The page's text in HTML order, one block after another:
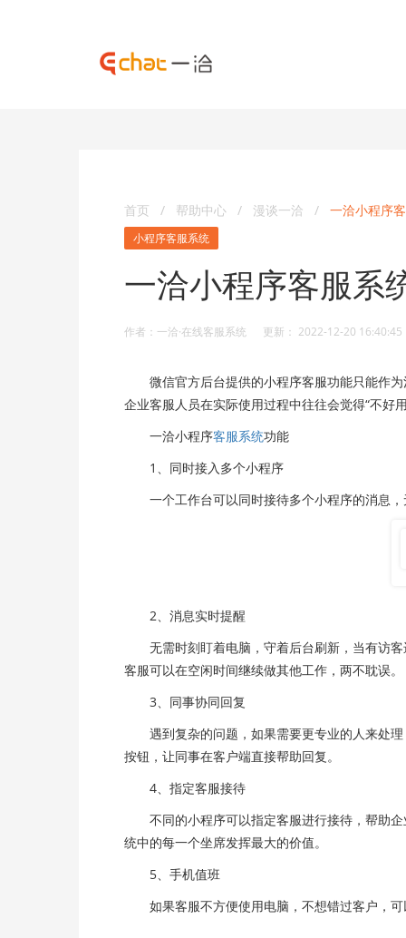
首页 / 帮助中心 / 漫谈一洽 / 一洽小程序
小程序客服系统
一洽小程序客服系
作者：一洽·在线客服系统 更新： 2022-12-20 16:40:45
微信官方后台提供的小程序客服功能只能作为
企业客服人员在实际使用过程中往往会觉得“不好
一洽小程序客服系统功能
1、同时接入多个小程序
一个工作台可以同时接待多个小程序的消息，
2、消息实时提醒
无需时刻盯着电脑，守着后台刷新，当有访客
客服可以在空闲时间继续做其他工作，两不耽误。
3、同事协同回复
遇到复杂的问题，如果需要更专业的人来处理
按钮，让同事在客户端直接帮助回复。
4、指定客服接待
不同的小程序可以指定客服进行接待，帮助企
统中的每一个坐席发挥最大的价值。
5、手机值班
如果客服不方便使用电脑，不想错过客户，可